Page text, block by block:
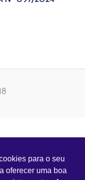
para o seu
oferecer uma boa